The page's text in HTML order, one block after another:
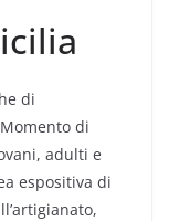
di
di
adulti e
espositiva di